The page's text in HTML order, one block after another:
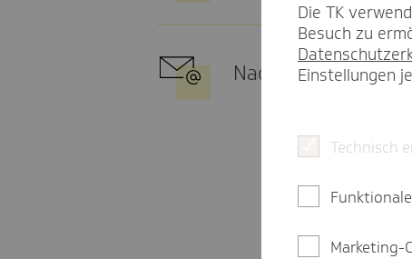
Nachricht an TK-
Die TK
Besuch zu
Einstellungen
Technisch
Marketing-